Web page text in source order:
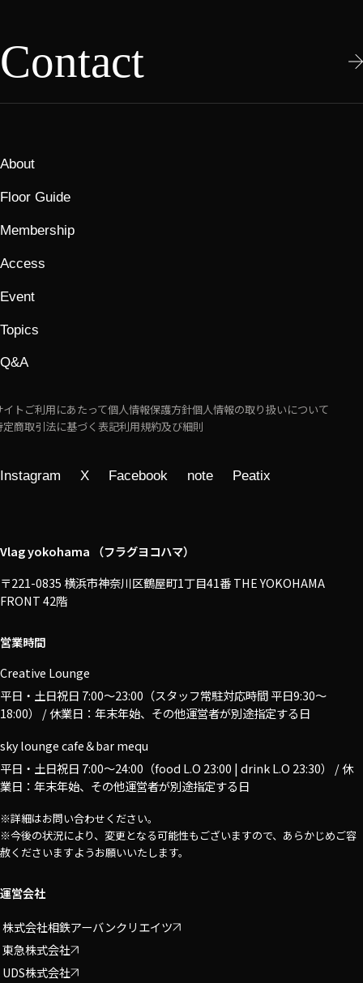
Contact
About
Floor Guide
Membership
Access
Event
Topics
Q&A
イトご利用にあたって個人情報保護方針個人情報の取り扱いについて
定商取引法に基づく表記利用規約及び細則
Instagram X Facebook note Peatix
Vlag yokohama （フラグヨコハマ）
〒221-0835 横浜市神奈川区鶴屋町1丁目41番 THE YOKOHAMA
FRONT 42階
営業時間
Creative Lounge
平日・土日祝日 7:00〜23:00（スタッフ常駐対応時間 平日9:30～
18:00） / 休業日：年末年始、その他運営者が別途指定する日
sky lounge cafe＆bar mequ
平日・土日祝日 7:00〜24:00（food L.O 23:00 | drink L.O 23:30） / 休
業日：年末年始、その他運営者が別途指定する日
※詳細はお問い合わせください。
※今後の状況により、変更となる可能性もございますので、あらかじめご容
赦くださいますようお願いいたします。
運営会社
株式会社相鉄アーバンクリエイツ
東急株式会社
UDS株式会社